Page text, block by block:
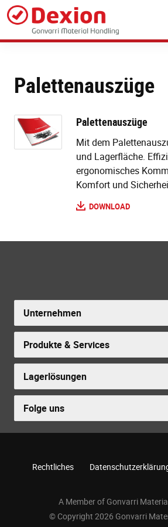
Skip
main
content
Palettenauszüge
Palettenauszüge
Mit dem
und Lagerfläche.
ergonomisches
Komfort und
DOWNLOAD
Unternehmen
Produkte & Services
Lagerlösungen
Folge uns
Rechtliches
A Member of Gonvarri
© Copyright 2026 Gonvarri